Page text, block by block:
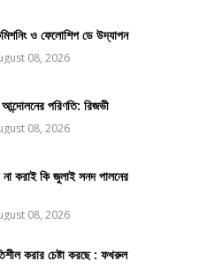
ও ফেলোশিপ ডে উদ্‌যাপন
08, 2026
পরিণতি: রিজভী
08, 2026
করাই কি জুলাই সনদ পালনের
08, 2026
করার চেষ্টা করছে : ফখরুল